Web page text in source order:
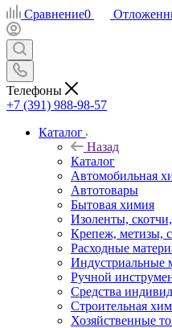
Сравнение0
Телефоны
+7 (391) 988-98-57
Каталог
Назад
Каталог
Автомобильная
Автотовары
Бытовая химия
Изоленты,
Крепеж, метизы,
Расходные
Индустриальные
Ручной
Средства
Строительная
Хозяйственные